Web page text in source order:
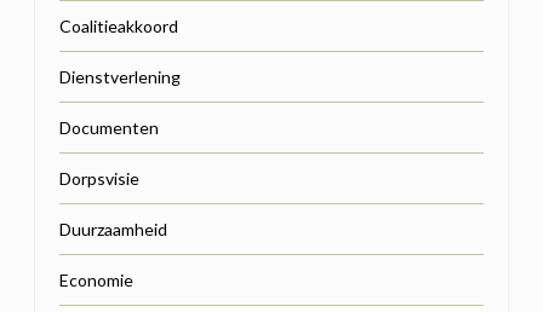
Coalitieakkoord
Dienstverlening
Documenten
Dorpsvisie
Duurzaamheid
Economie